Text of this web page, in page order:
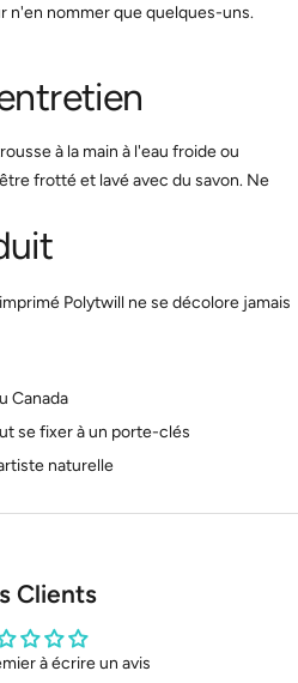
n'en nommer que quelques-uns.
à la main à l'eau froide ou
frotté et lavé avec du savon. Ne
Polytwill ne se décolore jamais
Canada
se fixer à un porte-clés
naturelle
Clients
à écrire un avis